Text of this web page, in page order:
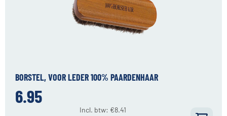
BORSTEL, VOOR LEDER 100% PAARDENHAAR
6.95
Incl. btw: €8.41